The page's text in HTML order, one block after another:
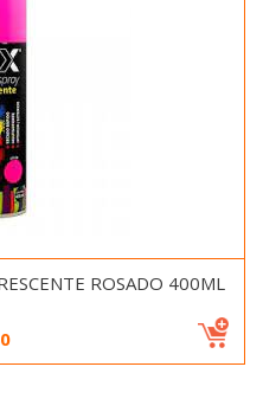
ROSADO 400ML